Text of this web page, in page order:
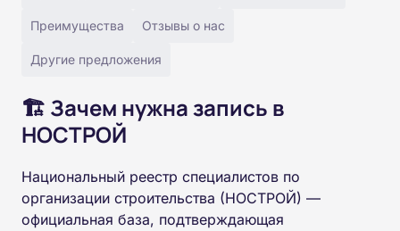
Преимущества Отзывы о нас
Другие предложения
🏗️ Зачем нужна запись в
НОСТРОЙ
Национальный реестр специалистов по
организации строительства (НОСТРОЙ) —
официальная база, подтверждающая